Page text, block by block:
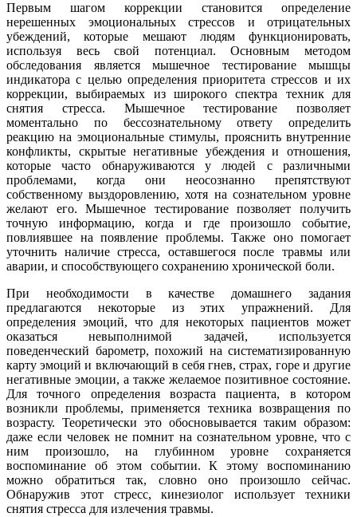
Первым шагом коррекции становится определение
нерешенных эмоциональных стрессов и отрицательных
убеждений, которые мешают людям функционировать,
используя весь свой потенциал. Основным методом
обследования является мышечное тестирование мышцы
индикатора с целью определения приоритета стрессов и их
коррекции, выбираемых из широкого спектра техник для
снятия стресса. Мышечное тестирование позволяет
моментально по бессознательному ответу определить
реакцию на эмоциональные стимулы, прояснить внутренние
конфликты, скрытые негативные убеждения и отношения,
которые часто обнаруживаются у людей с различными
проблемами, когда они неосознанно препятствуют
собственному выздоровлению, хотя на сознательном уровне
желают его. Мышечное тестирование позволяет получить
точную информацию, когда и где произошло событие,
повлиявшее на появление проблемы. Также оно помогает
уточнить наличие стресса, оставшегося после травмы или
аварии, и способствующего сохранению хронической боли.
При необходимости в качестве домашнего задания
предлагаются некоторые из этих упражнений. Для
определения эмоций, что для некоторых пациентов может
оказаться невыполнимой задачей, используется
поведенческий барометр, похожий на систематизированную
карту эмоций и включающий в себя гнев, страх, горе и другие
негативные эмоции, а также желаемое позитивное состояние.
Для точного определения возраста пациента, в котором
возникли проблемы, применяется техника возвращения по
возрасту. Теоретически это обосновывается таким образом:
даже если человек не помнит на сознательном уровне, что с
ним произошло, на глубинном уровне сохраняется
воспоминание об этом событии. К этому воспоминанию
можно обратиться так, словно оно произошло сейчас.
Обнаружив этот стресс, кинезиолог использует техники
снятия стресса для излечения травмы.